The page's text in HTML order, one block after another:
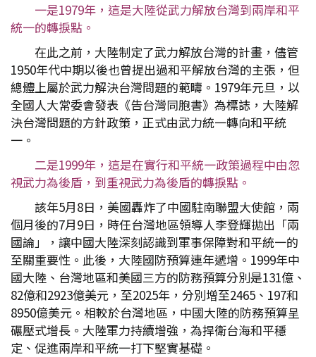
一是1979年，這是大陸從武力解放台灣到兩岸和平
統一的轉捩點。
在此之前，大陸制定了武力解放台灣的計畫，儘管
1950年代中期以後也曾提出過和平解放台灣的主張，但
總體上屬於武力解決台灣問題的範疇。1979年元旦，以
全國人大常委會發表《告台灣同胞書》為標誌，大陸解
決台灣問題的方針政策，正式由武力統一轉向和平統
一。
二是1999年，這是在實行和平統一政策過程中由忽
視武力為後盾，到重視武力為後盾的轉捩點。
該年5月8日，美國轟炸了中國駐南聯盟大使館，兩
個月後的7月9日，時任台灣地區領導人李登輝拋出「兩
國論」，讓中國大陸深刻認識到軍事保障對和平統一的
至關重要性。此後，大陸國防預算連年遞增。1999年中
國大陸、台灣地區和美國三方的防務預算分別是131億、
82億和2923億美元，至2025年，分別增至2465、197和
8950億美元。相較於台灣地區，中國大陸的防務預算呈
碾壓式增長。大陸軍力持續增強，為捍衛台海和平穩
定、促進兩岸和平統一打下堅實基礎。